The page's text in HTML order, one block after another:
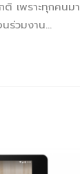
ติ เพราะทุกคนมา
ร่วมงาน...